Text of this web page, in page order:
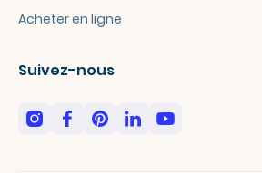
Acheter en ligne
Suivez-nous